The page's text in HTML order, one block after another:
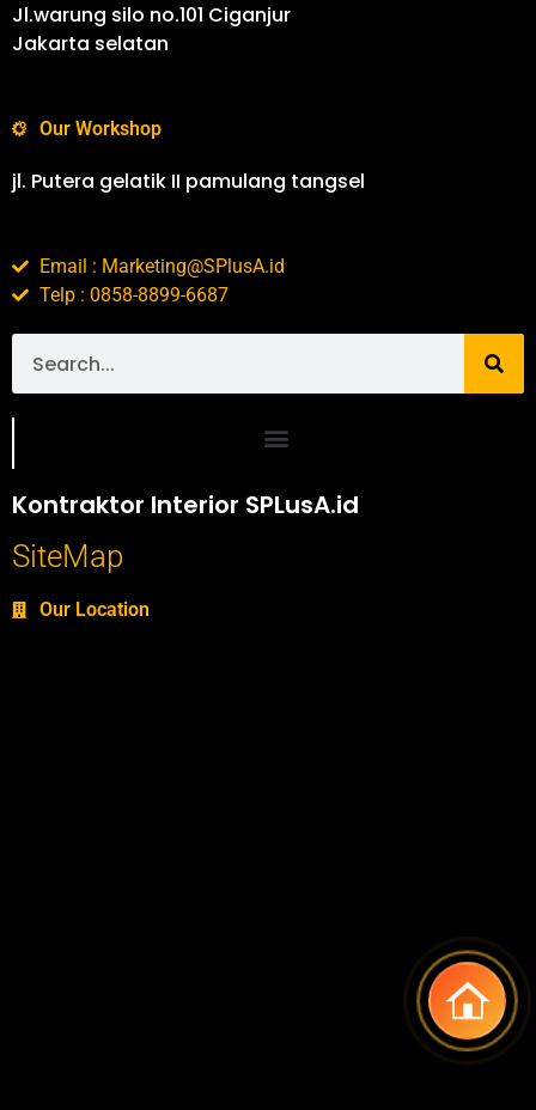
Jl.warung silo no.101 Ciganjur
Jakarta selatan
Our Workshop
jl. Putera gelatik II pamulang tangsel
Email : Marketing@SPlusA.id
Telp : 0858-8899-6687
Kontraktor Interior SPLusA.id
SiteMap
Our Location